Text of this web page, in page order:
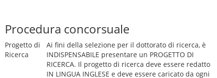
Procedura concorsuale
Progetto di
Ricerca
Ai fini della selezione per il dottorato di ricerca, è
INDISPENSABILE presentare un PROGETTO DI
RICERCA. Il progetto di ricerca deve essere redatto
IN LINGUA INGLESE e deve essere caricato da ogni